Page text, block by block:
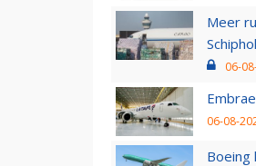
Meer
Schiphol
06-
06-08-